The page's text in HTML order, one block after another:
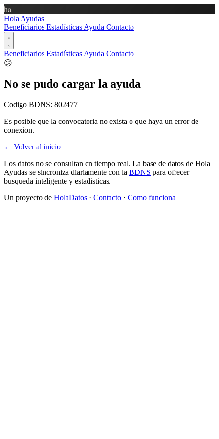
ha
Hola Ayudas
Beneficiarios Estadísticas Ayuda Contacto
Beneficiarios Estadísticas Ayuda Contacto
😕
No se pudo cargar la ayuda
Codigo BDNS: 802477
Es posible que la convocatoria no exista o que haya un error de
conexion.
← Volver al inicio
Los datos no se consultan en tiempo real. La base de datos de Hola
Ayudas se sincroniza diariamente con la BDNS para ofrecer
busqueda inteligente y estadisticas.
Un proyecto de HolaDatos · Contacto · Como funciona